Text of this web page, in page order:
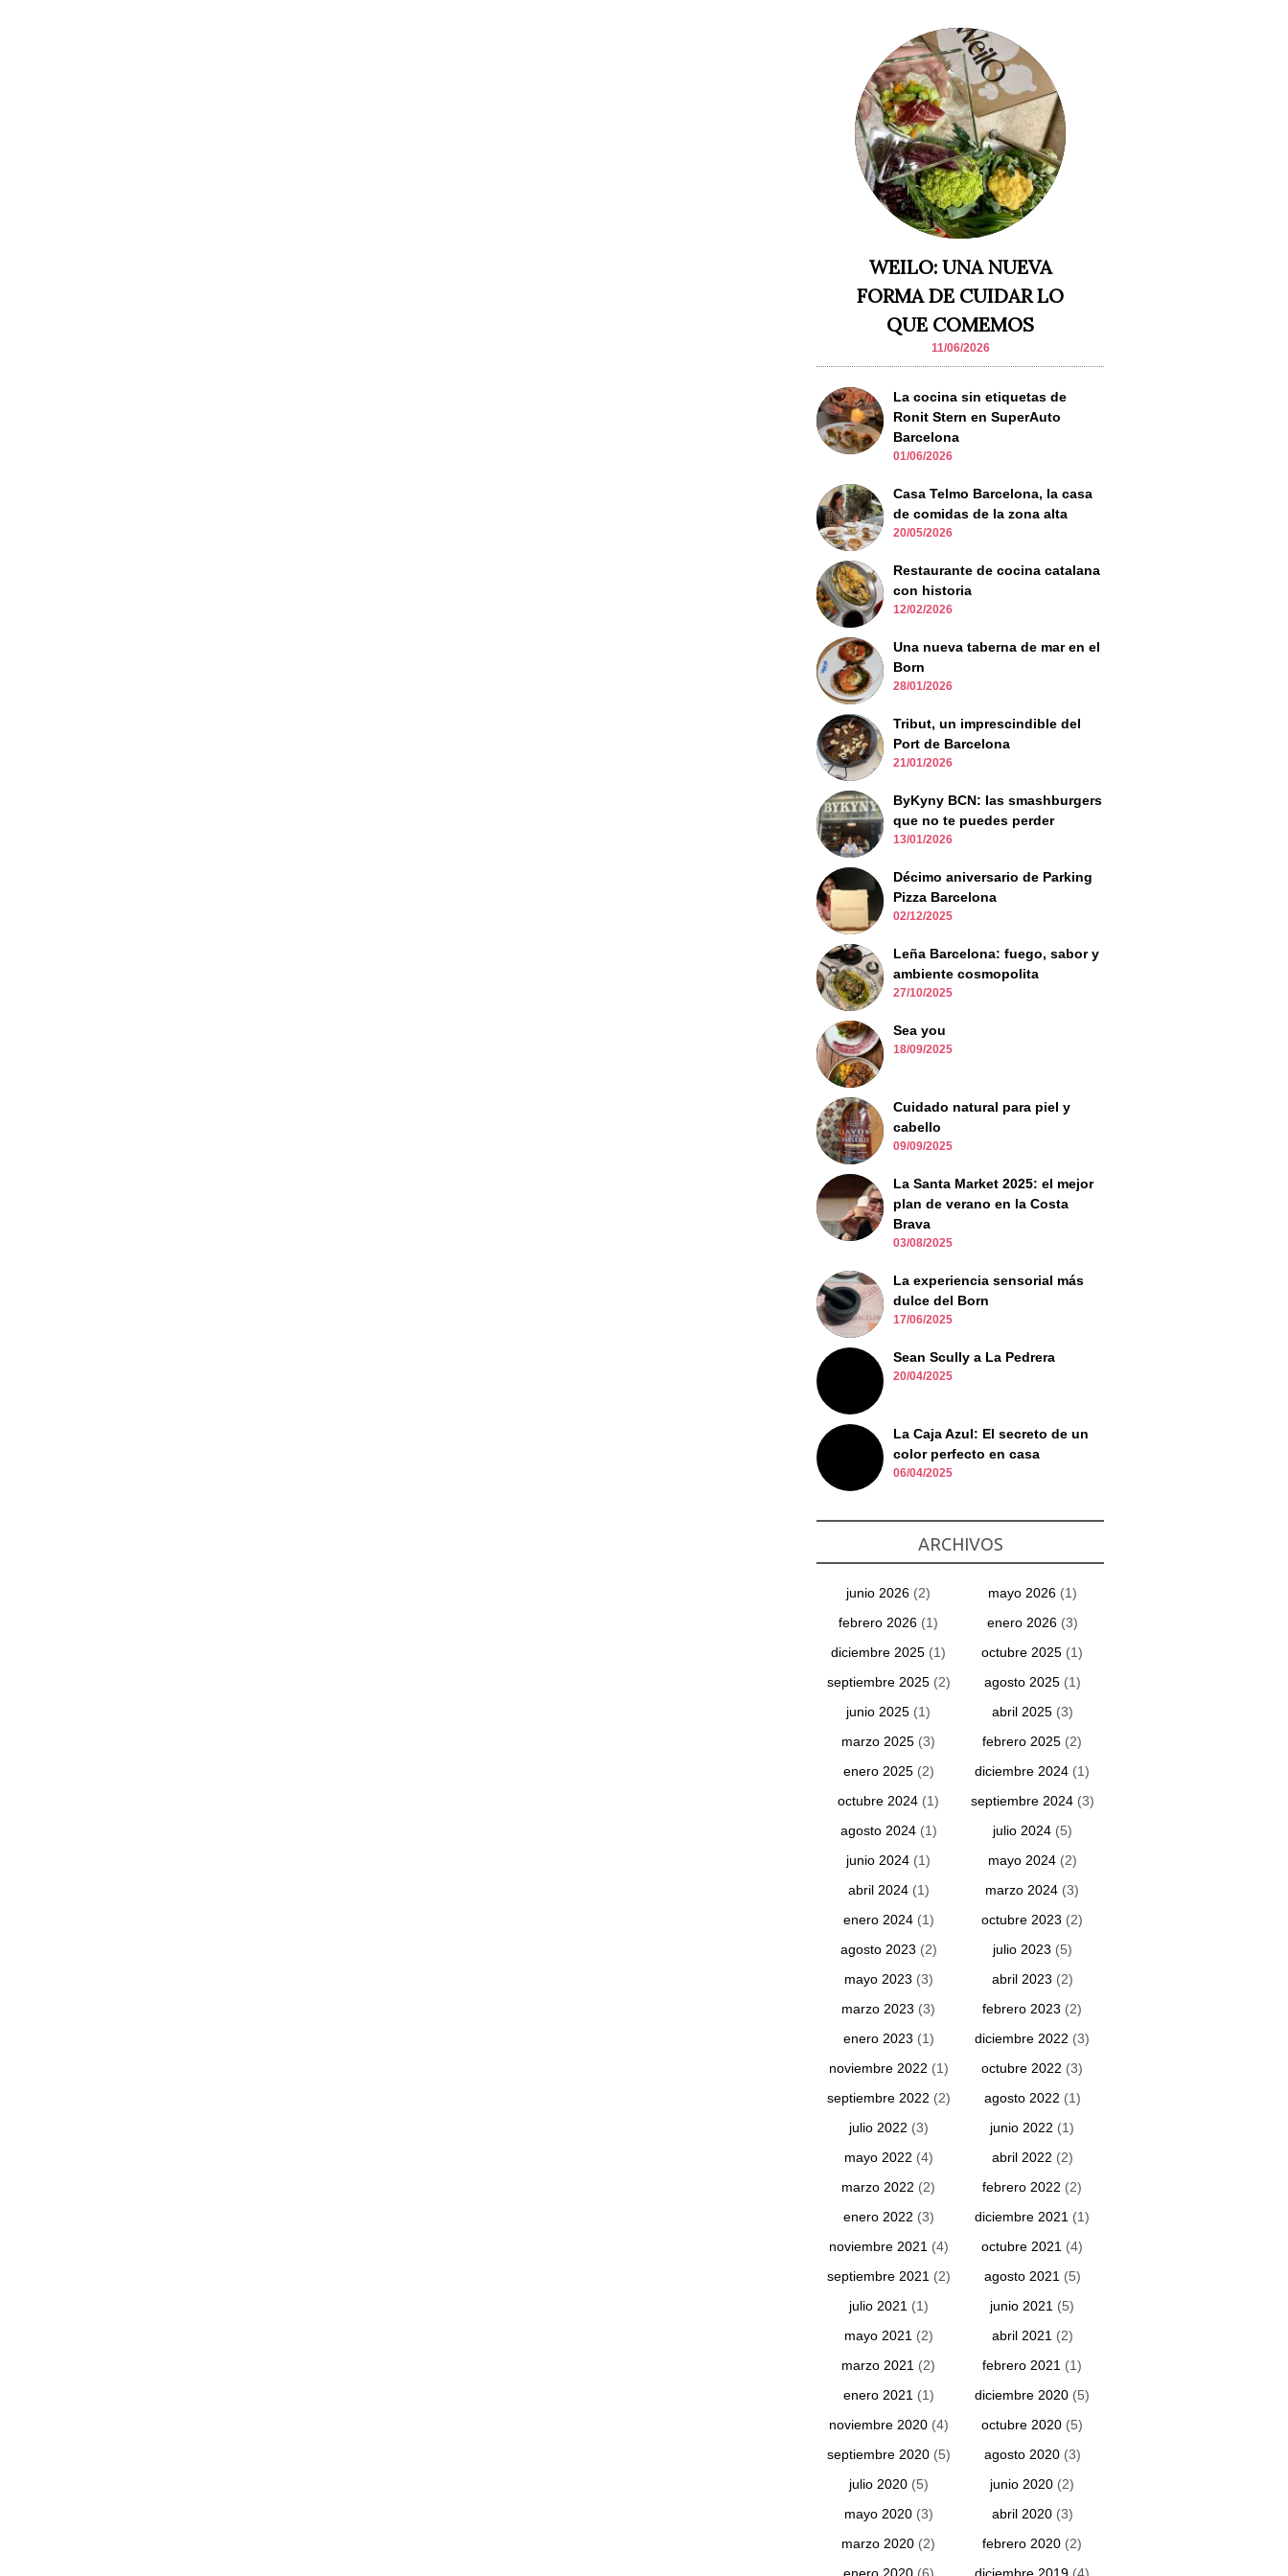
WEILO: UNA NUEVA
FORMA DE CUIDAR LO
QUE COMEMOS
11/06/2026
La cocina sin etiquetas de
Ronit Stern en SuperAuto
Barcelona
01/06/2026
Casa Telmo Barcelona, la casa
de comidas de la zona alta
20/05/2026
Restaurante de cocina catalana
con historia
12/02/2026
Una nueva taberna de mar en el
Born
28/01/2026
Tribut, un imprescindible del
Port de Barcelona
21/01/2026
ByKyny BCN: las smashburgers
que no te puedes perder
13/01/2026
Décimo aniversario de Parking
Pizza Barcelona
02/12/2025
Leña Barcelona: fuego, sabor y
ambiente cosmopolita
27/10/2025
Sea you
18/09/2025
Cuidado natural para piel y
cabello
09/09/2025
La Santa Market 2025: el mejor
plan de verano en la Costa
Brava
03/08/2025
La experiencia sensorial más
dulce del Born
17/06/2025
Sean Scully a La Pedrera
20/04/2025
La Caja Azul: El secreto de un
color perfecto en casa
06/04/2025
ARCHIVOS
junio 2026 (2) mayo 2026(1)
febrero 2026 (1) enero 2026(3)
diciembre 2025 (1) octubre 2025 (1)
septiembre 2025(2) agosto 2025(1)
junio 2025 (1) abril 2025(3)
marzo 2025 (3) febrero 2025 (2)
enero 2025(2) diciembre 2024 (1)
octubre 2024 (1) septiembre 2024(3)
agosto 2024(1) julio 2024(5)
junio 2024 (1) mayo 2024(2)
abril 2024(1) marzo 2024 (3)
enero 2024(1) octubre 2023 (2)
agosto 2023 (2) julio 2023 (5)
mayo 2023 (3) abril 2023 (2)
marzo 2023 (3) febrero 2023 (2)
enero 2023 (1) diciembre 2022 (3)
noviembre 2022 (1) octubre 2022 (3)
septiembre 2022 (2) agosto 2022 (1)
julio 2022 (3) junio 2022 (1)
mayo 2022 (4) abril 2022 (2)
marzo 2022 (2) febrero 2022 (2)
enero 2022 (3) diciembre 2021 (1)
noviembre 2021 (4) octubre 2021 (4)
septiembre 2021 (2) agosto 2021 (5)
julio 2021 (1) junio 2021 (5)
mayo 2021 (2) abril 2021 (2)
marzo 2021 (2) febrero 2021 (1)
enero 2021 (1) diciembre 2020 (5)
noviembre 2020(4) octubre 2020 (5)
septiembre 2020(5) agosto 2020(3)
julio 2020(5) junio 2020 (2)
mayo 2020(3) abril 2020(3)
marzo 2020 (2) febrero 2020 (2)